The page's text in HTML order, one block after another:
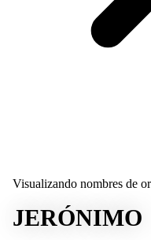
Visualizando nombres de
JERÓNIMO